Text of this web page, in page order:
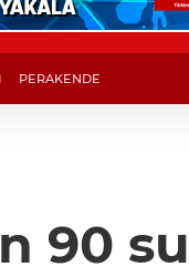
PERAKENDE
90